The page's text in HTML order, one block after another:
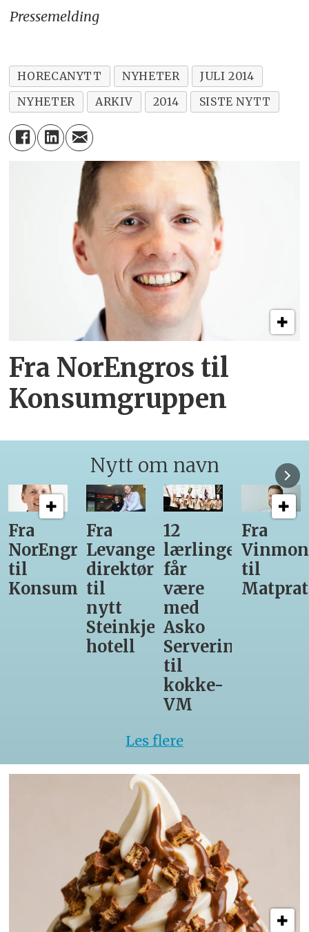
Pressemelding
HORECANYTT NYHETER
JULI 2014
NYHETER
ARKIV 2014 SISTE NYTT
Fra NorEngros til
Konsumgruppen
Nytt om navn
12
lærlinger
får
være
Servering
Fra
Vinmonopolet
til
Matprat
Gir seg
som
daglig
leder
hos
Den
Glade
Gris
Ny
daglig
leder
for
Les flere